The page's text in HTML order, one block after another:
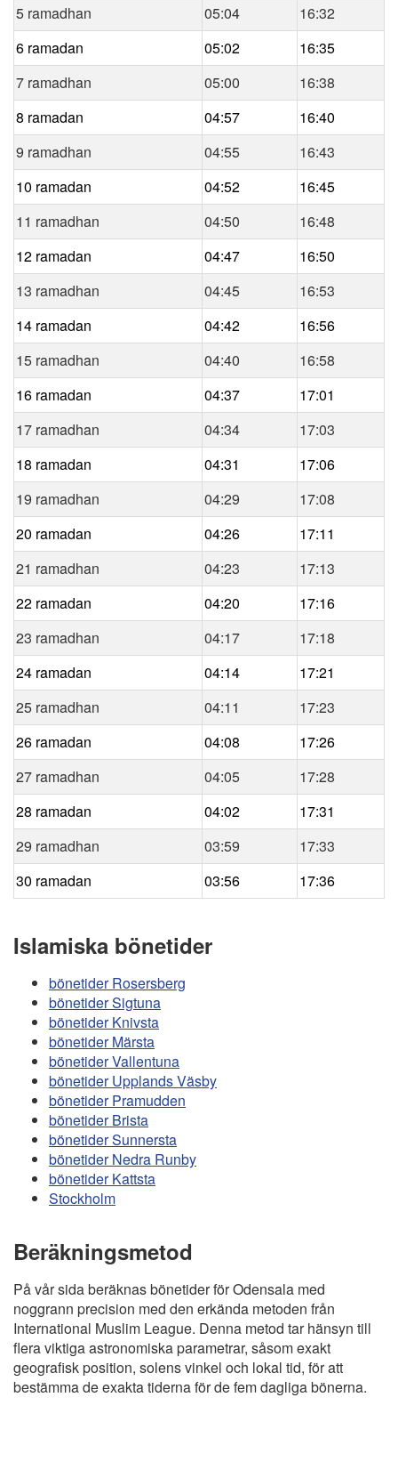
5 ramadhan
05:04
16:32
6 ramadan
05:02
16:35
7 ramadhan
05:00
16:38
8 ramadan
04:57
16:40
9 ramadhan
04:55
16:43
10 ramadan
04:52
16:45
11 ramadhan
04:50
16:48
12 ramadan
04:47
16:50
13 ramadhan
04:45
16:53
14 ramadan
04:42
16:56
15 ramadhan
04:40
16:58
16 ramadan
04:37
17:01
17 ramadhan
04:34
17:03
18 ramadan
04:31
17:06
19 ramadhan
04:29
17:08
20 ramadan
04:26
17:11
21 ramadhan
04:23
17:13
22 ramadan
04:20
17:16
23 ramadhan
04:17
17:18
24 ramadan
04:14
17:21
25 ramadhan
04:11
17:23
26 ramadan
04:08
17:26
27 ramadhan
04:05
17:28
28 ramadan
04:02
17:31
29 ramadhan
03:59
17:33
30 ramadan
03:56 17:36
Islamiska bönetider
bönetider Rosersberg
bönetider Sigtuna
bönetider Knivsta
bönetider Märsta
bönetider Vallentuna
bönetider Upplands Väsby
bönetider Pramudden
bönetider Brista
bönetider Sunnersta
bönetider Nedra Runby
bönetider Kattsta
Stockholm
Beräkningsmetod
På vår sida beräknas bönetider för Odensala med
noggrann precision med den erkända metoden från
International Muslim League. Denna metod tar hänsyn till
flera viktiga astronomiska parametrar, såsom exakt
geografisk position, solens vinkel och lokal tid, för att
bestämma de exakta tiderna för de fem dagliga bönerna.